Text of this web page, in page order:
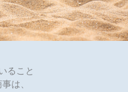
ること
は、